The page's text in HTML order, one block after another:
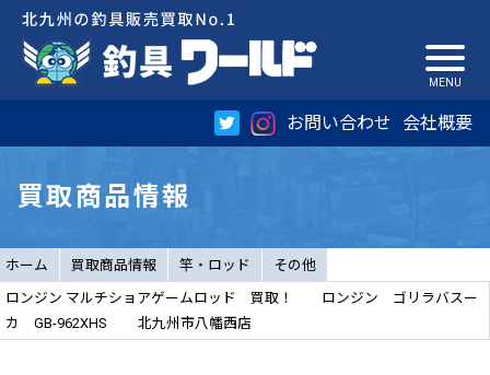
お問い合わせ 会社概要
買取商品情報
ホーム 買取商品情報 竿・ロッド
その他
ロンジン マルチショアゲームロッド 買取！ ロンジン ゴリラバスー
カ GB-962XHS 北九州市八幡西店